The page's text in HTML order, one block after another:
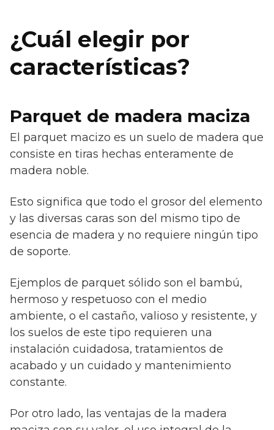
¿Cuál elegir por
características?
Parquet de madera maciza
El parquet macizo es un suelo de madera que
consiste en tiras hechas enteramente de
madera noble.
Esto significa que todo el grosor del elemento
y las diversas caras son del mismo tipo de
esencia de madera y no requiere ningún tipo
de soporte.
Ejemplos de parquet sólido son el bambú,
hermoso y respetuoso con el medio
ambiente, o el castaño, valioso y resistente, y
los suelos de este tipo requieren una
instalación cuidadosa, tratamientos de
acabado y un cuidado y mantenimiento
constante.
Por otro lado, las ventajas de la madera